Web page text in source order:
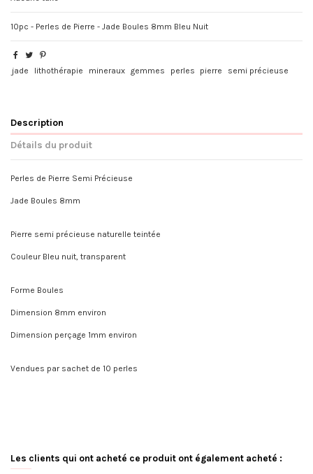
10pc - Perles de Pierre - Jade Boules 8mm Bleu Nuit
jade lithothérapie mineraux gemmes perles pierre semi précieuse
Description
Détails du produit
Perles de Pierre Semi Précieuse
Jade Boules 8mm
Pierre semi précieuse naturelle teintée
Couleur Bleu nuit, transparent
Forme Boules
Dimension 8mm environ
Dimension perçage 1mm environ
Vendues par sachet de 10 perles
Les clients qui ont acheté ce produit ont également acheté :